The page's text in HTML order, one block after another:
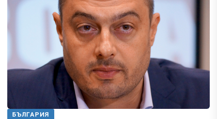
БЪЛГАРИЯ